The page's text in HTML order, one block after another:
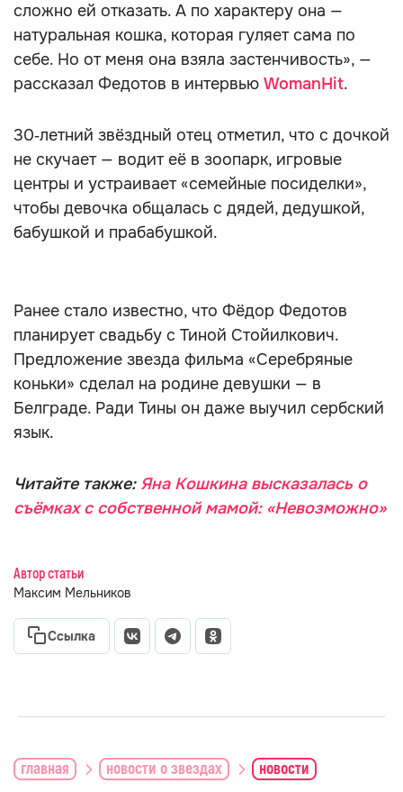
сложно ей отказать. А по характеру она —
натуральная кошка, которая гуляет сама по
себе. Но от меня она взяла застенчивость», —
рассказал Федотов в интервью WomanHit.
30‑летний звёздный отец отметил, что с дочкой
не скучает — водит её в зоопарк, игровые
центры и устраивает «семейные посиделки»,
чтобы девочка общалась с дядей, дедушкой,
бабушкой и прабабушкой.
Ранее стало известно, что Фёдор Федотов
планирует свадьбу с Тиной Стойилкович.
Предложение звезда фильма «Серебряные
коньки» сделал на родине девушки — в
Белграде. Ради Тины он даже выучил сербский
язык.
Читайте также: Яна Кошкина высказалась о
съёмках с собственной мамой: «Невозможно»
Автор статьи
Максим Мельников
Ссылка
главная новости о звездах новости